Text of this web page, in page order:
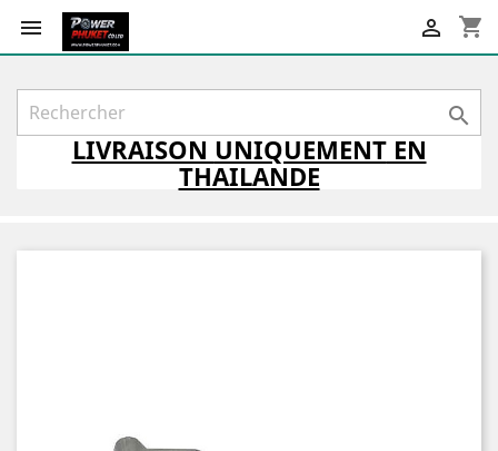
 shopping_cart


LIVRAISON UNIQUEMENTEN
THAILANDE